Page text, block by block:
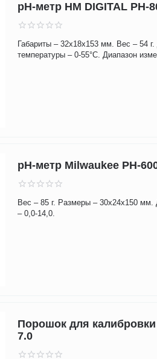
pH-метр HM DIGITAL PH-
Габариты – 32х18х153 мм. Вес – 54 г.
температуры – 0-55°С. Диапазон
pH-метр Milwaukee PH-
Вес – 85 г. Размеры – 30х24х150 мм.
– 0,0-14,0.
Порошок для
7.0